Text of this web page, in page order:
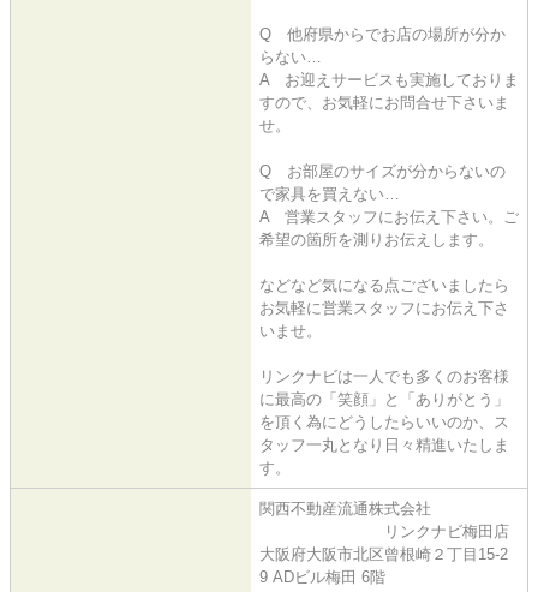
Q 他府県からでお店の場所が分か
らない…
A お迎えサービスも実施しておりま
すので、お気軽にお問合せ下さいま
せ。
Q お部屋のサイズが分からないの
で家具を買えない…
A 営業スタッフにお伝え下さい。ご
希望の箇所を測りお伝えします。
などなど気になる点ございましたら
お気軽に営業スタッフにお伝え下さ
いませ。
リンクナビは一人でも多くのお客様
に最高の「笑顔」と「ありがとう」
を頂く為にどうしたらいいのか、ス
タッフ一丸となり日々精進いたしま
す。
関西不動産流通株式会社
リンクナビ梅田店
大阪府大阪市北区曾根崎２丁目15-2
9 ADビル梅田 6階